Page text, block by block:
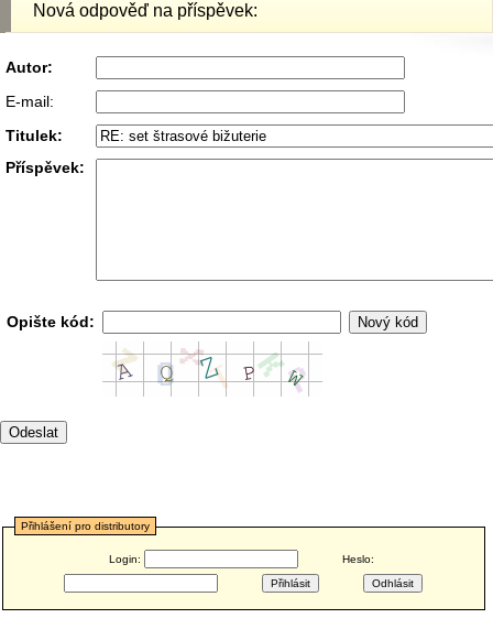
Nová odpověď na příspěvek:
Autor:
E-mail:
Titulek:
Příspěvek:
Opište kód:
Přihlášení pro distributory
Login: Heslo: